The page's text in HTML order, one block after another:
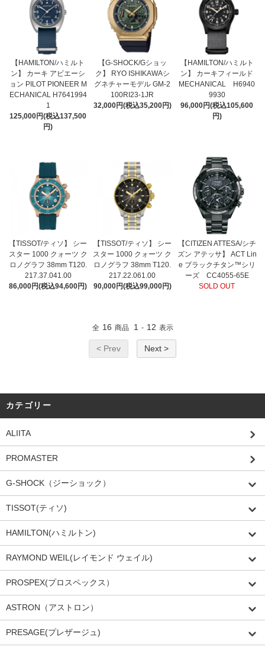
【HAMILTON/ハミルト
ン】 カーキ アビエーシ
ョン PILOT PIONEER M
ECHANICAL H7641994
1
125,000円(税込137,500
円)
【G-SHOCK/Gショッ
ク】 RYO ISHIKAWAシ
グネチャーモデル GM-2
100RI23-1JR
32,000円(税込35,200円)
【HAMILTON/ハミルト
ン】 カーキフィールド
MECHANICAL H6940
9930
96,000円(税込105,600
円)
【TISSOT/ティソ】 シー
スター 1000 クォーツ ク
ロノグラフ 38mm T120.
217.37.041.00
86,000円(税込94,600円)
【TISSOT/ティソ】 シー
スター 1000 クォーツ ク
ロノグラフ 38mm T120.
217.22.061.00
90,000円(税込99,000円)
【CITIZEN ATTESA/シチ
ズン アテッサ】 ACT Lin
e ブラックチタン™シリ
ーズ CC4055-65E
SOLD OUT
全 16 商品 1 - 12 表示
< Prev Next >
カテゴリー
ALIITA
PROMASTER
G-SHOCK（ジーショック）
TISSOT(ティソ)
HAMILTON(ハミルトン)
RAYMOND WEIL(レイモンド ウェイル)
PROSPEX(プロスペックス）
ASTRON（アストロン）
PRESAGE(プレザージュ)